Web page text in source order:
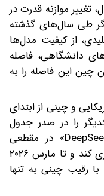
تغییر موازنه قدرت در
طی سال‌های گذشته
از کیفیت مدل‌ها
دانشگاهی، فاصله
چین این فاصله را به
و چینی از ابتدای
یکدیگر را در صدر جدول
عملکرد جابه‌جا کرده‌اند. مدل «DeepSeek-R1» در مقطعی
توانست با بهترین مدل آمریکایی برابری کند و تا مارس ۲۰۲۶
فاصله بهترین مدل شرکت Anthropic با رقیب چینی به تنها